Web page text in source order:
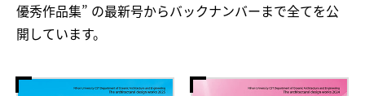
優秀作品集” の最新号からバックナンバーまで全てを公
開しています。